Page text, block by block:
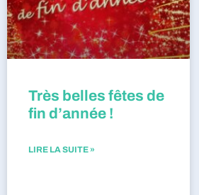
Très belles fêtes de
fin d’année !
LIRE LA SUITE »